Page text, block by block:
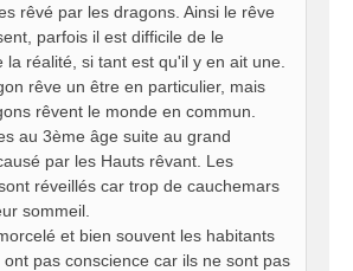
rêvé par les dragons. Ainsi le rêve
parfois il est difficile de le
la réalité, si tant est qu'il y en ait une.
rêve un être en particulier, mais
rêvent le monde en commun.
au 3ème âge suite au grand
par les Hauts rêvant. Les
réveillés car trop de cauchemars
sommeil.
et bien souvent les habitants
ont pas conscience car ils ne sont pas